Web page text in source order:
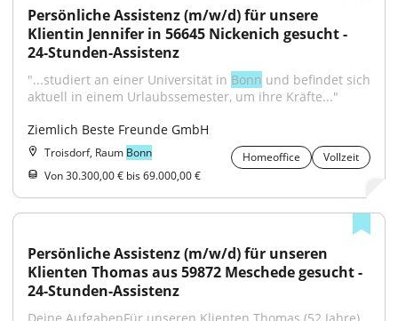
Persönliche Assistenz (m/w/d) für unsere
Klientin Jennifer in 56645 Nickenich gesucht -
24-Stunden-Assistenz
"...studiert an einer Universität in Bonn und befindet sich
aktuell in einem Urlaubssemester, um ihre Kräfte..."
Ziemlich Beste Freunde GmbH
Troisdorf, Raum Bonn Homeoffice
Vollzeit
Von 30.300,00 € bis 69.000,00 €
Persönliche Assistenz (m/w/d) für unseren
Klienten Thomas aus 59872 Meschede gesucht -
24-Stunden-Assistenz